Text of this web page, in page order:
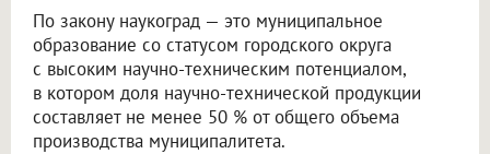
По закону наукоград — это муниципальное
образование со статусом городского округа
с высоким научно-техническим потенциалом,
в котором доля научно-технической продукции
составляет не менее 50 % от общего объема
производства муниципалитета.